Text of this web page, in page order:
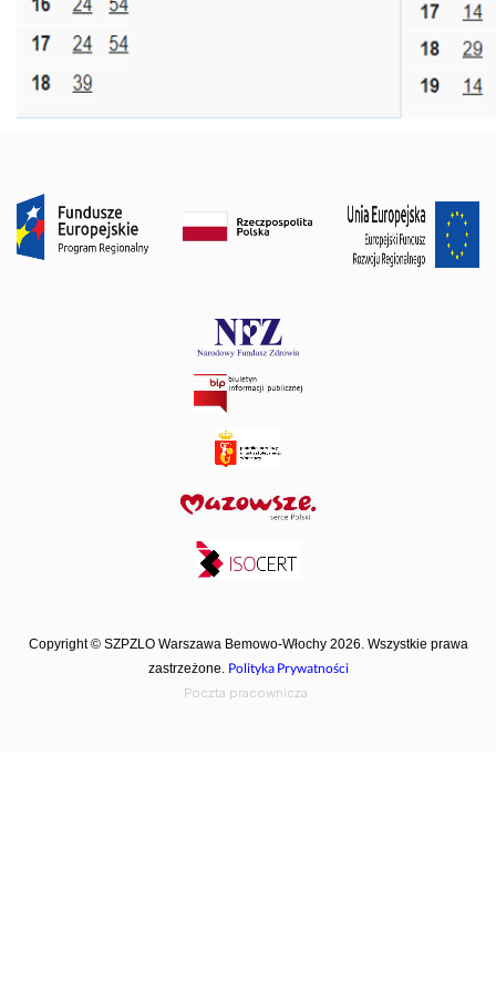
Copyright © SZPZLO Warszawa Bemowo-Włochy 2026. Wszystkie prawa
zastrzeżone. Polityka Prywatności
Poczta pracownicza